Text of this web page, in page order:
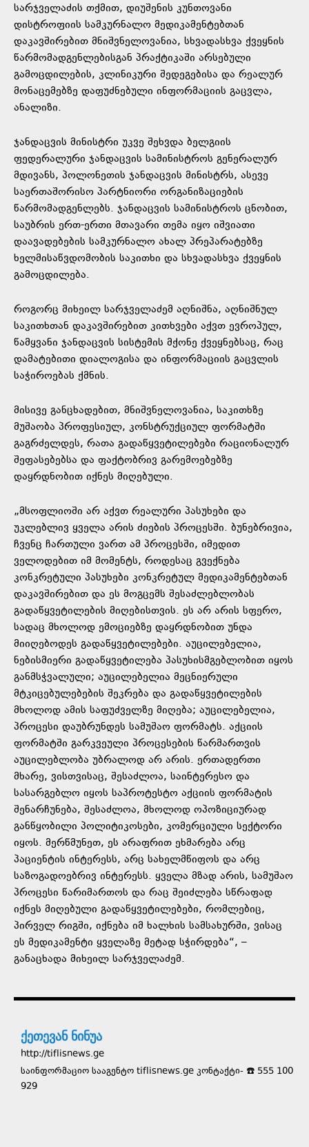
სარჯველაძის თქმით, დიუშენის კუნთოვანი
დისტროფიის სამკურნალო მედიკამენტებთან
დაკავშირებით მნიშვნელოვანია, სხვადასხვა ქვეყნის
წარმომადგენლებისგან პრაქტიკაში არსებული
გამოცდილების, კლინიკური შედეგებისა და რეალურ
მონაცემებზე დაფუძნებული ინფორმაციის გაცვლა,
ანალიზი.
ჯანდაცვის მინისტრი უკვე შეხვდა ბელგიის
ფედერალური ჯანდაცვის სამინისტროს გენერალურ
მდივანს, პოლონეთის ჯანდაცვის მინისტრს, ასევე
საერთაშორისო პარტნიორი ორგანიზაციების
წარმომადგენლებს. ჯანდაცვის სამინისტროს ცნობით,
საუბრის ერთ-ერთი მთავარი თემა იყო იშვიათი
დაავადებების სამკურნალო ახალ პრეპარატებზე
ხელმისაწვდომობის საკითხი და სხვადასხვა ქვეყნის
გამოცდილება.
როგორც მიხეილ სარჯველაძემ აღნიშნა, აღნიშნულ
საკითხთან დაკავშირებით კითხვები აქვთ ევროპულ,
წამყვანი ჯანდაცვის სისტემის მქონე ქვეყნებსაც, რაც
დამატებითი დიალოგისა და ინფორმაციის გაცვლის
საჭიროებას ქმნის.
მისივე განცხადებით, მნიშვნელოვანია, საკითხზე
მუშაობა პროფესიულ, კონსტრუქციულ ფორმატში
გაგრძელდეს, რათა გადაწყვეტილებები რაციონალურ
შეფასებებსა და ფაქტობრივ გარემოებებზე
დაყრდნობით იქნეს მიღებული.
„მსოფლიოში არ აქვთ რეალური პასუხები და
უკლებლივ ყველა არის ძიების პროცესში. ბუნებრივია,
ჩვენც ჩართული ვართ ამ პროცესში, იმედით
ველოდებით იმ მომენტს, როდესაც გვექნება
კონკრეტული პასუხები კონკრეტულ მედიკამენტებთან
დაკავშირებით და ეს მოგცემს შესაძლებლობას
გადაწყვეტილების მიღებისთვის. ეს არ არის სფერო,
სადაც მხოლოდ ემოციებზე დაყრდნობით უნდა
მიიღებოდეს გადაწყვეტილებები. აუცილებელია,
ნებისმიერი გადაწყვეტილება პასუხისმგებლობით იყოს
განმსჭვალული; აუცილებელია მეცნიერული
მტკიცებულებების შეკრება და გადაწყვეტილების
მხოლოდ ამის საფუძველზე მიღება; აუცილებელია,
პროცესი დაუბრუნდეს სამუშაო ფორმატს. აქციის
ფორმატში გარკვეული პროცესების წარმართვის
აუცილებლობა უბრალოდ არ არის. ერთადერთი
მხარე, ვისთვისაც, შესაძლოა, საინტერესო და
სასარგებლო იყოს საპროტესტო აქციის ფორმატის
შენარჩუნება, შესაძლოა, მხოლოდ ოპოზიციურად
განწყობილი პოლიტიკოსები, კომერციული სექტორი
იყოს. მერწმუნეთ, ეს არაფრით ეხმარება არც
პაციენტის ინტერესს, არც სახელმწიფოს და არც
საზოგადოებრივ ინტერესს. ყველა მზად არის, სამუშაო
პროცესი წარიმართოს და რაც შეიძლება სწრაფად
იქნეს მიღებული გადაწყვეტილებები, რომლებიც,
პირველ რიგში, იქნება იმ ხალხის სამსახურში, ვისაც
ეს მედიკამენტი ყველაზე მეტად სჭირდება“, –
განაცხადა მიხეილ სარჯველაძემ.
ქეთევან ნინუა
http://tiflisnews.ge
საინფორმაციო სააგენტო tiflisnews.ge კონტაქტი- ☎️ 555 100
929